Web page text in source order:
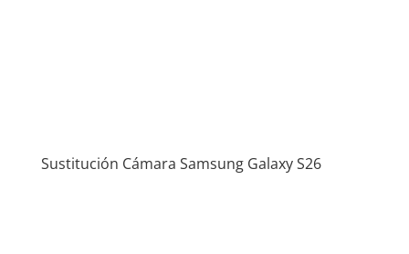
Sustitución Cámara Samsung Galaxy S26